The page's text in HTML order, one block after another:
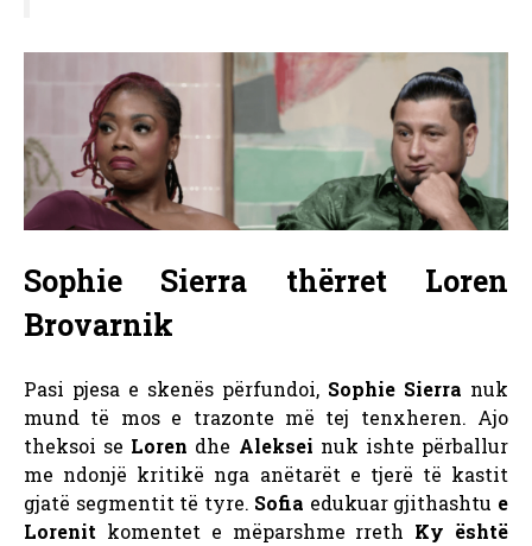
Sophie Sierra thërret Loren
Brovarnik
Pasi pjesa e skenës përfundoi, Sophie Sierra nuk
mund të mos e trazonte më tej tenxheren. Ajo
theksoi se Loren dhe Aleksei nuk ishte përballur
me ndonjë kritikë nga anëtarët e tjerë të kastit
gjatë segmentit të tyre. Sofia edukuar gjithashtu e
Lorenit komentet e mëparshme rreth Ky është